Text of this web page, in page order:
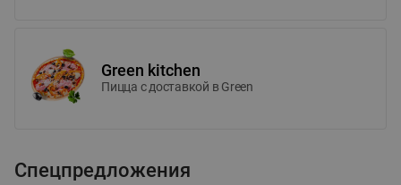
Green kitchen
Пицца c доставкой в Green
Спецпредложения